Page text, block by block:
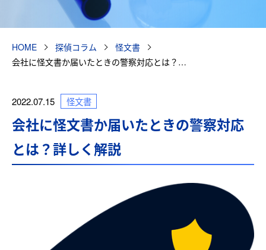
HOME 探偵コラム
怪文書
会社に怪文書か届いたときの警察対応とは？…
2022.07.15 怪文書
会社に怪文書か届いたときの警察対応
とは？詳しく解説